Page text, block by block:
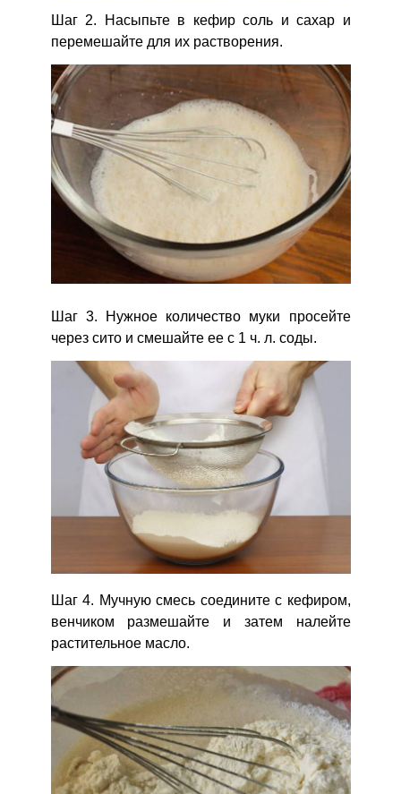
Шаг 2. Насыпьте в кефир соль и сахар и
перемешайте для их растворения.
Шаг 3. Нужное количество муки просейте
через сито и смешайте ее с 1 ч. л. соды.
Шаг 4. Мучную смесь соедините с кефиром,
венчиком размешайте и затем налейте
растительное масло.